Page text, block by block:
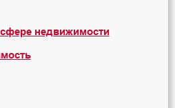
недвижимости